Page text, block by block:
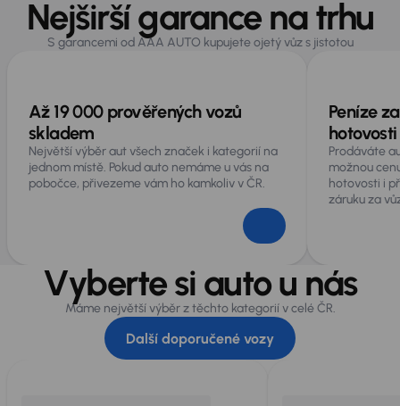
Nejširší garance na trhu
S garancemi od AAA AUTO kupujete ojetý vůz s jistotou
Až 19 000 prověřených vozů
skladem
Největší výběr aut všech značek i kategorií na
jednom místě. Pokud auto nemáme u vás na
pobočce, přivezeme vám ho kamkoliv v ČR.
Peníze
hotovosti
Prodáváte
možnou
hotovosti i
záruku za
Vyberte si auto u nás
Máme největší výběr z těchto kategorií v celé ČR.
Další doporučené vozy